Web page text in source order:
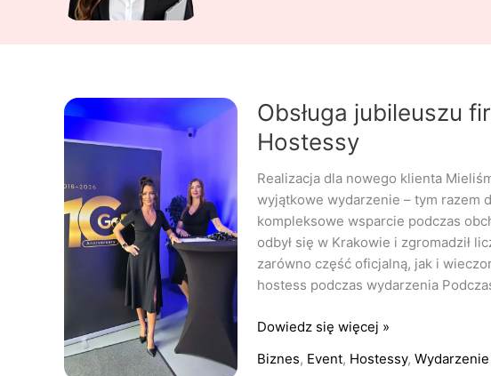
Obsługa jubileuszu
Hostessy
Realizacja dla nowego klienta
wyjątkowe wydarzenie – tym razem
kompleksowe wsparcie podczas
odbył się w Krakowie i zgromadził
zarówno część oficjalną, jak i
hostess podczas wydarzenia
Obsługa
firmy
w
Krakowie
przez
Hostessy
Dowiedz się więcej »
Biznes, Event, Hostessy,Wydarzenie